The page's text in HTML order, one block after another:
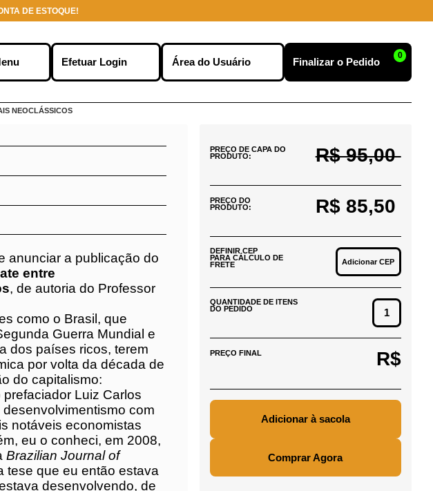
DE ESTOQUE!
Menu Efetuar Login Finalizar o Pedido 0
NEOCLÁSSICOS
de anunciar a
o debate
, de autoria do
como o Brasil,
após a Segunda
de padrão de vida
de estagnação
explora duas
e
Bresser-Pereira:
com grande
economistas
eu o conheci,
que edito, aBrazilian
que negava a tese
PREÇO DE CAPA DO
PRODUTO: R$ 95,00
PREÇO DO
PRODUTO: R$ 85,50
DEFINIR CEP
PARA CÁLCULO DE
FRETE Adicionar CEP
QUANTIDADE DE ITENS
DO PEDIDO
PREÇO FINAL R$
Comprar Agora